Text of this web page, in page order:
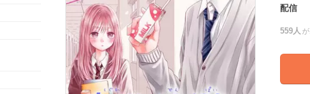
配信
559人